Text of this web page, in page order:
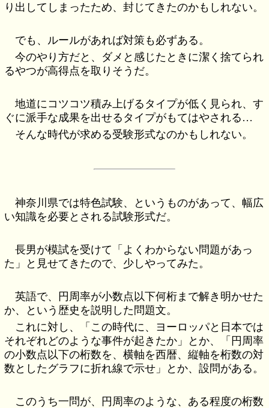
り出してしまったため、封じてきたのかもしれない。
でも、ルールがあれば対策も必ずある。
今のやり方だと、ダメと感じたときに潔く捨てられ
るやつが高得点を取りそうだ。
地道にコツコツ積み上げるタイプが低く見られ、す
ぐに派手な成果を出せるタイプがもてはやされる…
そんな時代が求める受験形式なのかもしれない。
神奈川県では特色試験、というものがあって、幅広
い知識を必要とされる試験形式だ。
長男が模試を受けて「よくわからない問題があっ
た」と見せてきたので、少しやってみた。
英語で、円周率が小数点以下何桁まで解き明かせた
か、という歴史を説明した問題文。
これに対し、「この時代に、ヨーロッパと日本では
それぞれどのような事件が起きたか」とか、「円周率
の小数点以下の桁数を、横軸を西暦、縦軸を桁数の対
数としたグラフに折れ線で示せ」とか、設問がある。
このうち一問が、円周率のような、ある程度の桁数